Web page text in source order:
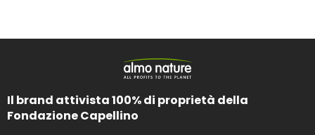
Il brand attivista 100% di proprietà della
Fondazione Capellino